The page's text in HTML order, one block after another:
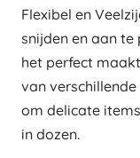
Flexibel en
snijden en aan
het perfect
van
om delicate
in dozen.